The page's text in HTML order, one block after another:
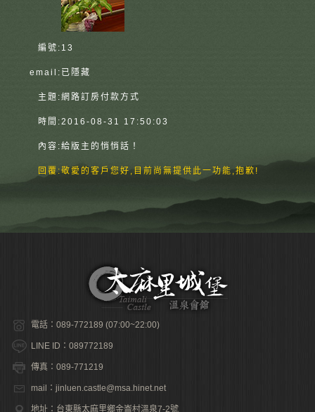
編號: 13
email: 已隱藏
主題:網路訂房付款方式
時間:2016-08-31 17:50:03
內容:給版主的悄悄話！
回覆:敬愛的客戶您好,目前尚無提供此一功能,抱歉!
電話：089-772189 (07:00~22:00)
LINE ID：089772189
傳真：089-771219
mail：jinluen.castle@msa.hinet.net
地址：台東縣太麻里鄉金崙村溫泉7-2號